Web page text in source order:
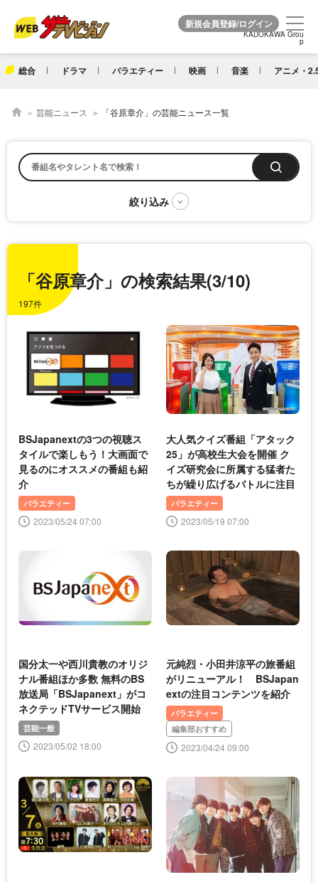
KADOKAWA Grou
p
総合 ドラマ バラエティー 映画 音楽 アニメ・
KADOKAWA Grou
p
芸能ニュース 「谷原章介」の芸能ニュース一覧
「谷原章介」の検索結果(3/10)
197件
BSJapanextの3つの視聴ス
タイルで楽しもう！大画面で
見るのにオススメの番組も紹
介
バラエティー
2023/05/24 07:00
大人気クイズ番組「アタック
25」が高校生大会を開催 ク
イズ研究会に所属する猛者た
ちが繰り広げるバトルに注目
バラエティー
2023/05/19 07:00
国分太一や西川貴教のオリジ
ナル番組ほか多数 無料のBS
放送局「BSJapanext」がコ
ネクテッドTVサービス開始
芸能一般
2023/05/02 18:00
元純烈・小田井涼平の旅番組
がリニューアル！ BSJapan
extの注目コンテンツを紹介
バラエティー
編集部おすすめ
2023/04/24 09:00